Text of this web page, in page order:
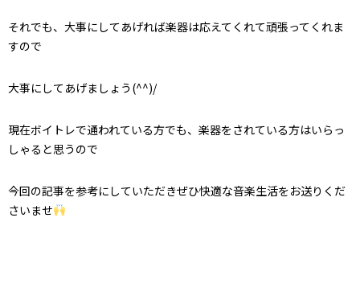
それでも、大事にしてあげれば楽器は応えてくれて頑張ってくれま
すので
大事にしてあげましょう(^^)/
現在ボイトレで通われている方でも、楽器をされている方はいらっ
しゃると思うので
今回の記事を参考にしていただきぜひ快適な音楽生活をお送りくだ
さいませ